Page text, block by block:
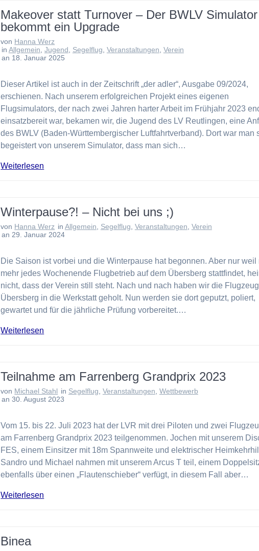
Makeover statt Turnover – Der BWLV Simulator
bekommt ein Upgrade
von Hanna Werz
in Allgemein, Jugend, Segelflug, Veranstaltungen, Verein
an 18. Januar 2025
Dieser Artikel ist auch in der Zeitschrift „der adler“, Ausgabe 09/2024,
erschienen. Nach unserem erfolgreichen Projekt eines eigenen
Flugsimulators, der nach zwei Jahren harter Arbeit im Frühjahr 2023
einsatzbereit war, bekamen wir, die Jugend des LV Reutlingen, eine
des BWLV (Baden-Württembergischer Luftfahrtverband). Dort war man
begeistert von unserem Simulator, dass man sich…
Weiterlesen
Winterpause?! – Nicht bei uns ;)
von Hanna Werz in Allgemein, Segelflug, Veranstaltungen, Verein
an 29. Januar 2024
Die Saison ist vorbei und die Winterpause hat begonnen. Aber nur weil
mehr jedes Wochenende Flugbetrieb auf dem Übersberg stattfindet,
nicht, dass der Verein still steht. Nach und nach haben wir die
Übersberg in die Werkstatt geholt. Nun werden sie dort geputzt, poliert,
gewartet und für die jährliche Prüfung vorbereitet.…
Weiterlesen
Teilnahme am Farrenberg Grandprix 2023
von Michael Stahl in Segelflug, Veranstaltungen, Wettbewerb
an 30. August 2023
Vom 15. bis 22. Juli 2023 hat der LVR mit drei Piloten und zwei
am Farrenberg Grandprix 2023 teilgenommen. Jochen mit unserem
FES, einem Einsitzer mit 18m Spannweite und elektrischer
Sandro und Michael nahmen mit unserem Arcus T teil, einem
ebenfalls über einen „Flautenschieber“ verfügt, in diesem Fall aber…
Weiterlesen
Binea